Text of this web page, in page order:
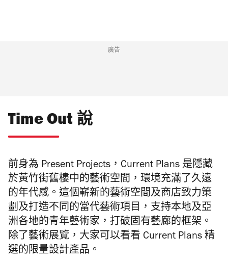
廣告
Time Out 說
前身為 Present Projects，Current Plans 是隱藏
於黃竹街舊樓中的藝術空間，環境充滿了久遠
的年代感。這個嶄新的藝術空間及商店致力策
劃及打造不同的當代藝術項目 ，支持本地及亞
洲各地的青年藝術家，打破固有藝廊的框架。
除了藝術展覽，大家可以看看 Current Plans 精
選的限量設計產品。